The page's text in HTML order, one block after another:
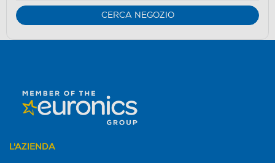
CERCA NEGOZIO
L'AZIENDA